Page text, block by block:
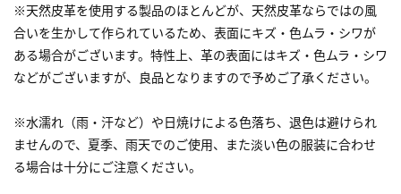
※天然皮革を使用する製品のほとんどが、天然皮革ならではの風
合いを生かして作られているため、表面にキズ・色ムラ・シワが
ある場合がございます。特性上、革の表面にはキズ・色ムラ・シワ
などがございますが、良品となりますので予めご了承ください。
※水濡れ（雨・汗など）や日焼けによる色落ち、退色は避けられ
ませんので、夏季、雨天でのご使用、また淡い色の服装に合わせ
る場合は十分にご注意ください。